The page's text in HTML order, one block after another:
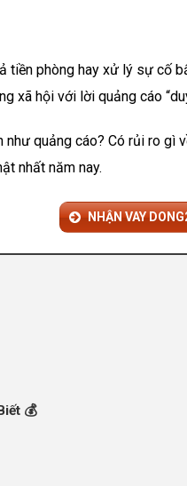
tiền phòng hay xử lý sự cố
xã hội với lời quảng cáo
quảng cáo? Có rủi ro gì
nhất năm nay.
NHẬN VAY
💰